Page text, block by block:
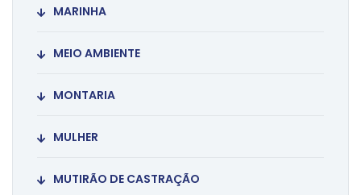
MARINHA
MEIO AMBIENTE
MONTARIA
MULHER
MUTIRÃO DE CASTRAÇÃO